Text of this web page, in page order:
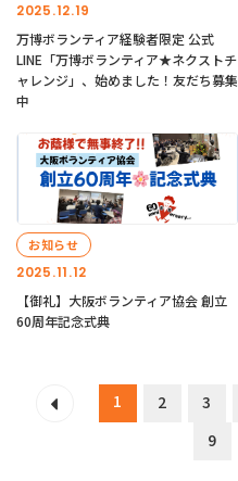
2025.12.19
万博ボランティア経験者限定 公式
LINE「万博ボランティア★ネクストチ
ャレンジ」、始めました！友だち募集
中
2025.11.12
お知らせ
【御礼】大阪ボランティア協会 創立
60周年記念式典
1 2 3
9